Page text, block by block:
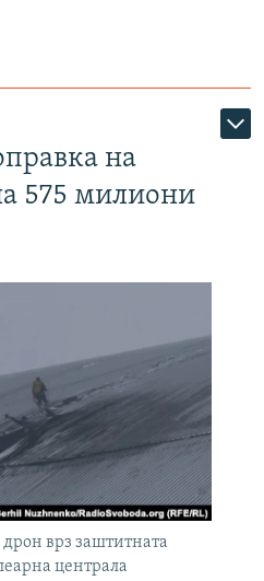
на
575 милиони
врз заштитната
централа